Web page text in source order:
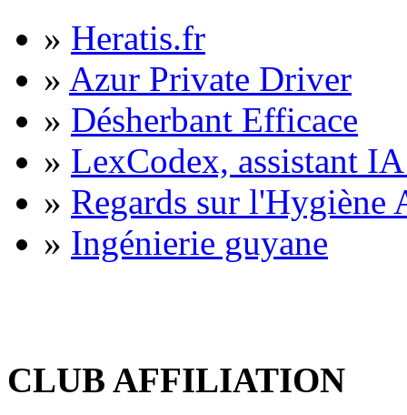
» Heratis.fr
» Azur Private Driver
» Désherbant Efficace
» LexCodex, assistant
» Regards sur l'Hygiène
» Ingénierie guyane
CLUB AFFILIATION